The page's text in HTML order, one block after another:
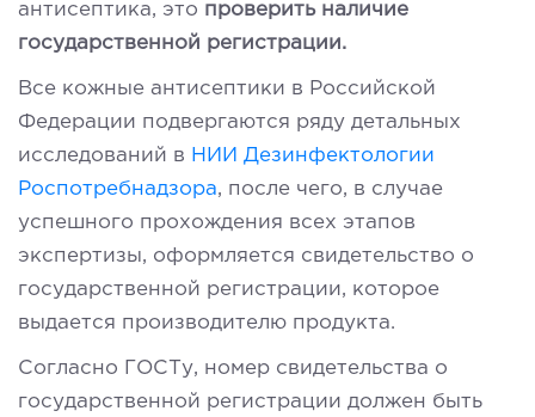
антисептика, это проверить наличие
государственной регистрации.
Все кожные антисептики в Российской
Федерации подвергаются ряду детальных
исследований в НИИ Дезинфектологии
Роспотребнадзора, после чего, в случае
успешного прохождения всех этапов
экспертизы, оформляется свидетельство о
государственной регистрации, которое
выдается производителю продукта.
Согласно ГОСТу, номер свидетельства о
государственной регистрации должен быть